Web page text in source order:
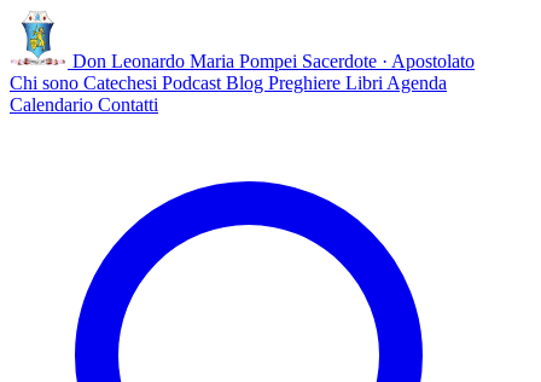
Don Leonardo Maria Pompei Sacerdote · Apostolato
Chi sono Catechesi Podcast Blog Preghiere Libri Agenda
Calendario Contatti